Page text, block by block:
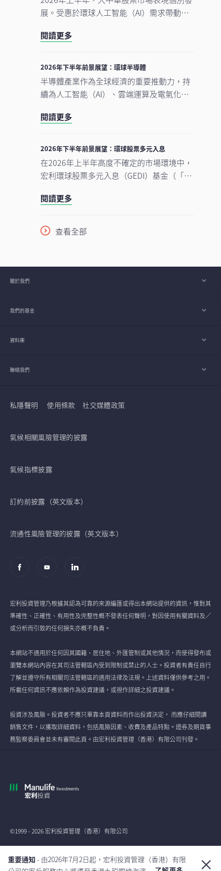
展。受惠於環球人工智能（AI）需求帶動科
指數錄得顯著升幅。另一方面，MSCI明晟中
下商業補貼增加，以及AI資本開支上升所拖
累，但我們認為相關因素已反映於市場價格
中。在今次下半年展望中，我們將重點分析
推動中國及香港股票市場於2026年下半年表
現的五大利好因素。此外，投資團隊亦闡釋
閱讀更多
2026年下半年前景展望：環球半導體
半導體產業作為全球經濟的重要推動力，持
續為人工智能（AI）、雲端運算及電氣化等
早前的觀點中提及，半導體是一個由結構性
統。隨著行業於2026年上半年錄得亮麗表
現，我們對後市展望仍然正面，認為在盈利
增長強勁、資本投資持續增加，以及企業AI
使用率仍處於起步階段的支持下，行業升勢
有望延續至2026年下半年，並進一步推進至
閱讀更多
2026年下半年前景展望：環球股票多元入息
在2026年上半年高度不確定的市場環境中，
宏利環球股票多元入息（GEDI）基金（「本
動性。此成果主要來自本基金的四大投資支
元分散配置增長型、價值型及收益型股票。
在《2026年下半年展望》中，亞洲區多元資
闡釋了本基金的獨特架構，如何在市場周期
閱讀更多
查看全部
關於我們
我們的基金
資料庫
聯絡我們
私隱聲明 使用條款 社交媒體政策
氣候相關風險管理的披露
氣候指標披露
訂約前披露（英文版本）
流通性風險管理的披露（英文版本）
宏利投資管理乃根據其認為可靠的來源編匯或得出本網站提供的資訊，惟對其
準確性、正確性、有用性及完整性概不發表任何聲明，對因使用有關資料及／
或分析而引致的任何損失亦概不負責。
本網站不適用於任何因其國籍、居住地、外匯管制或其他情況，而使得發布或
瀏覽本網站內容在其司法管轄區內受到限制或禁止的人士。投資者有責任自行
了解並遵守所有相關司法管轄區的適用法律及法規。上述資料僅供參考之用。
所載任何資訊不應依賴作為投資建議，或視作詳細之投資建議。
投資涉及風險。投資者不應只單靠本頁資料而作出投資決定， 而應仔細閱讀
銷售文件，以獲取詳細資料，包括風險因素、收費及產品特點。證券及期貨事
務監察委員會並未有審閱此頁。由宏利投資管理（香港）有限公司刊發。
©1999 - 2026 宏利投資管理（香港）有限公司
重要通知 - 由2026年7月2日起，宏利投資管理（香港）有限